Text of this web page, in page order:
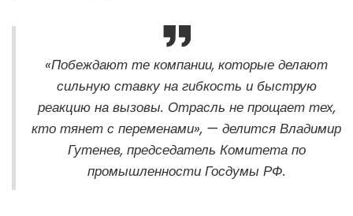
«Побеждают те компании, которые делают
сильную ставку на гибкость и быструю
реакцию на вызовы. Отрасль не прощает тех,
кто тянет с переменами», — делится Владимир
Гутенев, председатель Комитета по
промышленности Госдумы РФ.